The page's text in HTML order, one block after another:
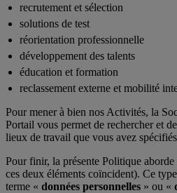
recrutement et sélection
solutions de test
réorientation professionnelle
développement des talents
éducation et formation
reclassement externe et mobilité
Pour mener à bien nos Activités, la
Portail vous permet de rechercher et
lieux de travail que vous avez
Pour finir, la présente Politique
ces deux éléments coïncident). Ce
terme « données personnelles » ou «